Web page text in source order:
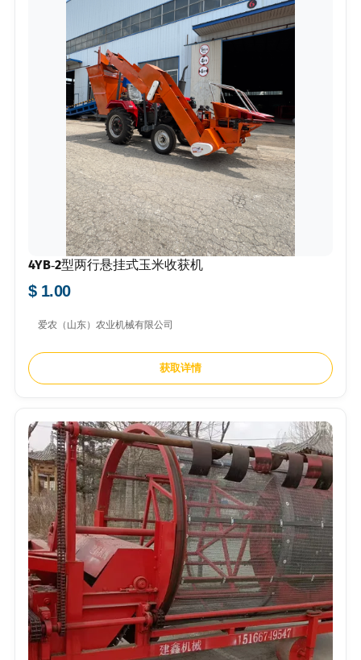
4YB‑2型两行悬挂式玉米收获机
$ 1.00
爱农（山东）农业机械有限公司
获取详情